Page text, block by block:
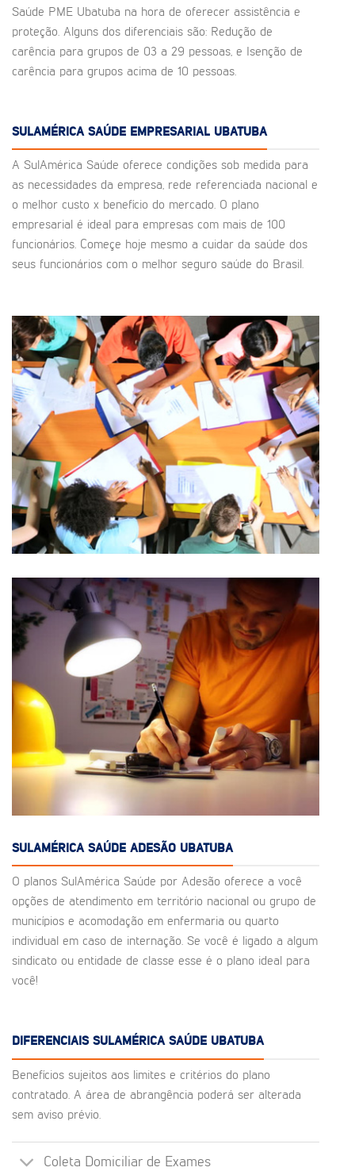
Saúde PME Ubatuba na hora de oferecer assistência e
proteção. Alguns dos diferenciais são: Redução de
carência para grupos de 03 a 29 pessoas, e Isenção de
carência para grupos acima de 10 pessoas.
SULAMÉRICA SAÚDE EMPRESARIAL UBATUBA
A SulAmérica Saúde oferece condições sob medida para
as necessidades da empresa, rede referenciada nacional e
o melhor custo x benefício do mercado. O plano
empresarial é ideal para empresas com mais de 100
funcionários. Começe hoje mesmo a cuidar da saúde dos
seus funcionários com o melhor seguro saúde do Brasil.
SULAMÉRICA SAÚDE ADESÃO UBATUBA
O planos SulAmérica Saúde por Adesão oferece a você
opções de atendimento em território nacional ou grupo de
municípios e acomodação em enfermaria ou quarto
individual em caso de internação. Se você é ligado a algum
sindicato ou entidade de classe esse é o plano ideal para
você!
DIFERENCIAIS SULAMÉRICA SAÚDE UBATUBA
Benefícios sujeitos aos limites e critérios do plano
contratado. A área de abrangência poderá ser alterada
sem aviso prévio.
Coleta Domiciliar de Exames